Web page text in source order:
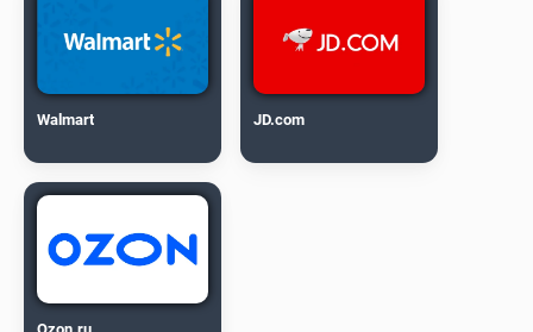
Walmart JD.com
Ozon.ru